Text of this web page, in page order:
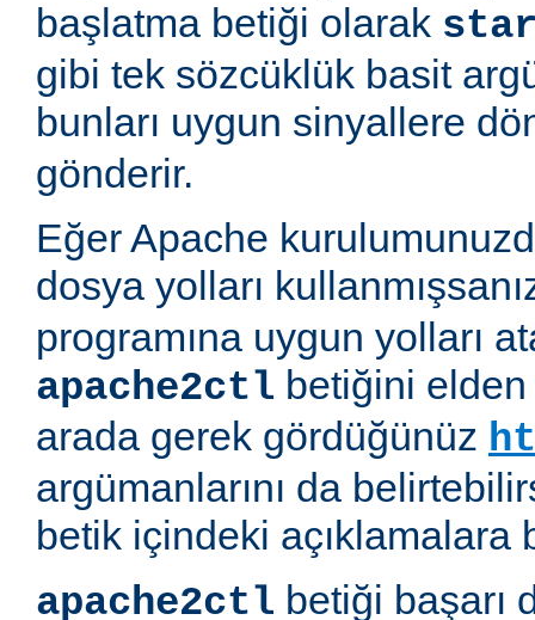
başlatma betiği olarak
gibi tek sözcüklük basit
bunları uygun sinyallere
gönderir.
Eğer Apache
dosya yolları
programına uygun yolları
apache2ctl betiğini
arada gerek gördüğünüz
argümanlarını da
betik içindeki açıklamalara
apache2ctl betiği başarı